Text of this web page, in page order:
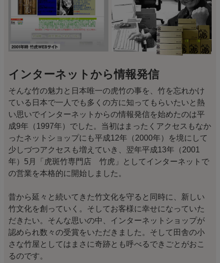
インターネットから情報発信
そんな竹の魅力と日本唯一の虎竹の事を、竹を忘れかけ
ている日本で一人でも多くの方に知ってもらいたいと熱
い思いでインターネットからの情報発信を始めたのは平
成9年（1997年）でした。当初はまったくアクセスもなか
ったネットショップにも平成12年（2000年）を境にして
少しづつアクセスも増えていき、翌年平成13年（2001
年）5月「虎斑竹専門店 竹虎」としてインターネットで
の営業を本格的に開始しました。
昔から延々と続いてきた竹文化を守ると同時に、新しい
竹文化を創っていく。そしてお客様に幸せになっていた
だきたい。そんな思いの中、インターネットショップが
認められ数々の受賞をいただきました。そして田舎の小
さな竹屋としてはまさに奇跡とも呼べるできごとがおこ
るのです。